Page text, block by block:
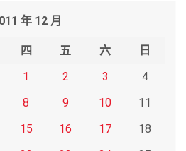
年 12 月
四 五 六
日
1
2 3
4
8 9 10
11
15 16 17
18